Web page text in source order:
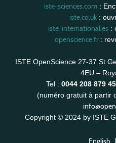
iste-sciences.com:
iste.co.uk :
iste-international.es:
openscience.fr:
ISTE OpenScience 27-37 St
4EU –
Tel : 0044 208 879
(numéro gratuit à partir
Copyright © 2024 by ISTE
English |